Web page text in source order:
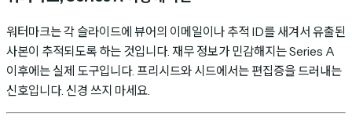
워터마크는 각 슬라이드에 뷰어의 이메일이나 추적 ID를 새겨서 유출된
사본이 추적되도록 하는 것입니다. 재무 정보가 민감해지는 Series A
이후에는 실제 도구입니다. 프리시드와 시드에서는 편집증을 드러내는
신호입니다. 신경 쓰지 마세요.